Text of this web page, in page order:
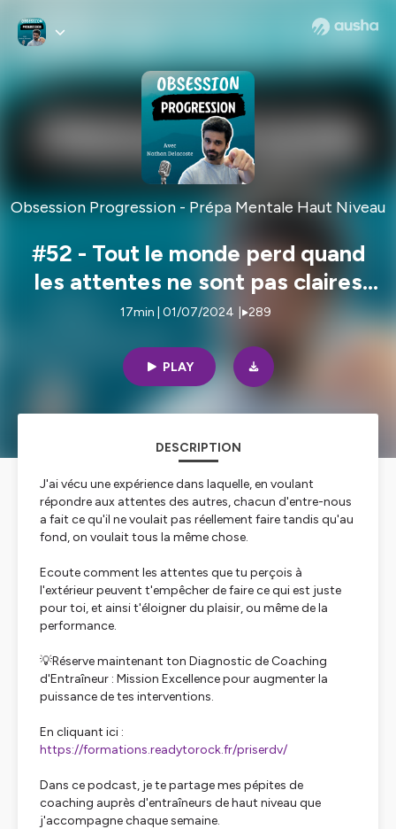
Obsession Progression - Prépa Mentale Haut Niveau
#52 - Tout le monde perd quand
les attentes ne sont pas claires
[Tennis]
17min | 01/07/2024 289
PLAY
DESCRIPTION
J'ai vécu une expérience dans laquelle, en voulant
répondre aux attentes des autres, chacun d'entre-nous
a fait ce qu'il ne voulait pas réellement faire tandis qu'au
fond, on voulait tous la même chose.
Ecoute comment les attentes que tu perçois à
l'extérieur peuvent t'empêcher de faire ce qui est juste
pour toi, et ainsi t'éloigner du plaisir, ou même de la
performance.
💡Réserve maintenant ton Diagnostic de Coaching
d'Entraîneur : Mission Excellence pour augmenter la
puissance de tes interventions.
En cliquant ici :
https://formations.readytorock.fr/priserdv/
Dans ce podcast, je te partage mes pépites de
coaching auprès d'entraîneurs de haut niveau que
j'accompagne chaque semaine.